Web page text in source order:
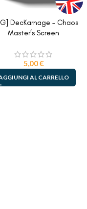
DecKarnage – Chaos
Master’s Screen
5,00€
AL CARRELLO